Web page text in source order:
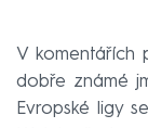
V komentářích
dobře známé
Evropské ligy